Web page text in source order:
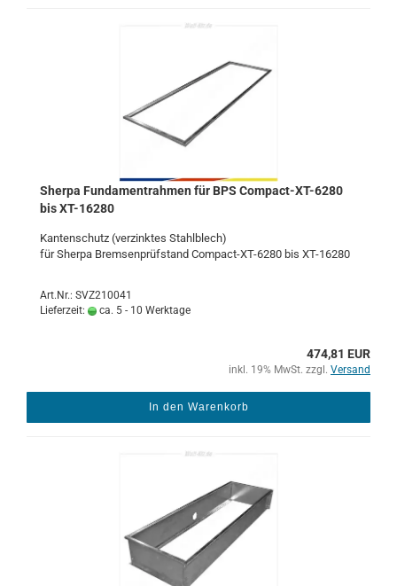
Sher­pa Fun­da­m­ent­rah­men für BPS Compact-​​​​XT-​6280
bis XT-​16280
Kan­ten­schutz (ver­zink­tes Stahl­blech)
für Sher­pa Brem­sen­prüf­stand Compact-​​​XT-​6280 bis XT-​16280
Art.Nr.: SVZ210041
Lieferzeit:
ca. 5 - 10 Werktage
474,81 EUR
inkl. 19% MwSt. zzgl. Versand
In den Warenkorb